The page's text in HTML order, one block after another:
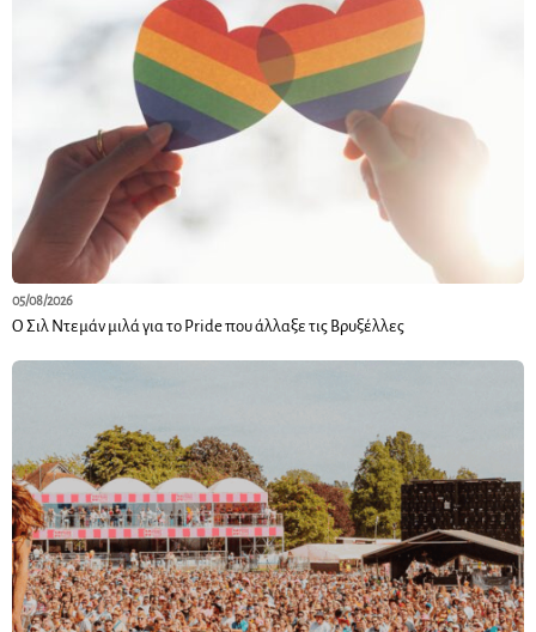
05/08/2026
Ο Σιλ Ντεμάν μιλά για το Pride που άλλαξε τις Βρυξέλλες